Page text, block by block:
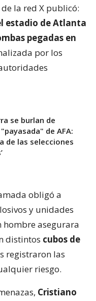
la red X publicó:
estadio de Atlanta
pegadas en
por los
se burlan de
de AFA:
de las selecciones
obligó a
y unidades
hombre asegurara
distintos cubos de
registraron las
riesgo.
Cristiano